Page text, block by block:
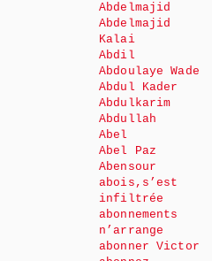
Abdelmajid
Abdelmajid
Kalai
Abdil
Abdoulaye Wade
Abdul Kader
Abdulkarim
Abdullah
Abel
Abel Paz
Abensour
abois,s’est
infiltrée
abonnements
n’arrange
abonner Victor